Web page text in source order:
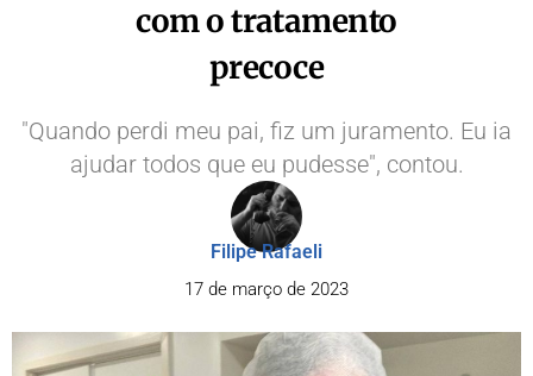
com o tratamento
precoce
"Quando perdi meu pai, fiz um juramento. Eu ia
ajudar todos que eu pudesse", contou.
Filipe Rafaeli
17 de março de 2023